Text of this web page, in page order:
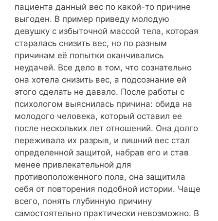
пациента данный вес по какой-то причине
выгоден. В пример приведу молодую
девушку с избыточной массой тела, которая
старалась снизить вес, но по разным
причинам её попытки оканчивались
неудачей. Все дело в том, что сознательно
она хотела снизить вес, а подсознание ей
этого сделать не давало. После работы с
психологом выяснилась причина: обида на
молодого человека, который оставил ее
после нескольких лет отношений. Она долго
переживала их разрыв, и лишний вес стал
определенной защитой, набрав его и став
менее привлекательной для
противоположенного пола, она защитила
себя от повторения подобной истории. Чаще
всего, понять глубинную причину
самостоятельно практически невозможно. В